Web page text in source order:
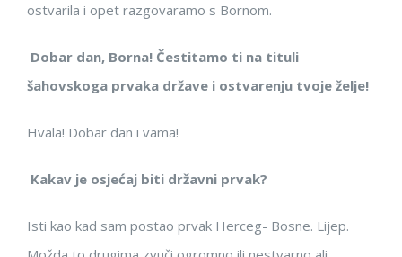
ostvarila i opet razgovaramo s Bornom.
Dobar dan, Borna! Čestitamo ti na tituli
šahovskoga prvaka države i ostvarenju tvoje želje!
Hvala! Dobar dan i vama!
Kakav je osjećaj biti državni prvak?
Isti kao kad sam postao prvak Herceg- Bosne. Lijep.